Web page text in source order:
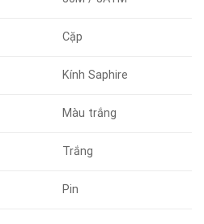
Cặp
Kính Saphire
Màu trắng
Trắng
Pin